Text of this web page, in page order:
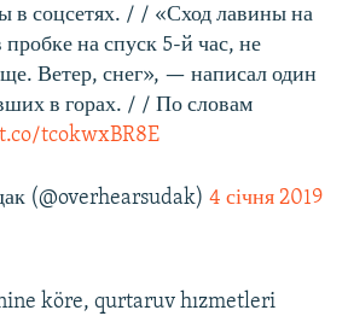
в соцсетях. / / «Сход лавины на
на спуск 5-й час, не
Ветер, снег», — написал один
в горах. / / По словам
tcokwxBR8E
(@overhearsudak) 4 січня 2019
köre, qurtaruv hızmetleri